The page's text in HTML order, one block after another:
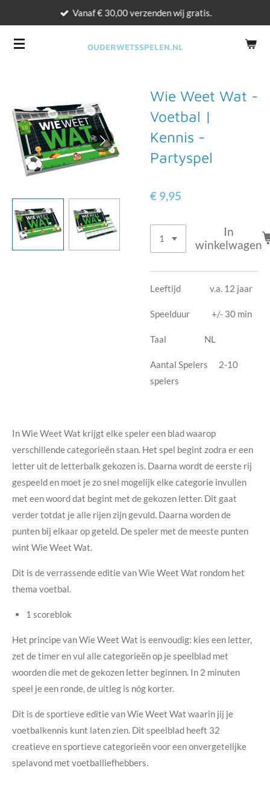
naar
OUDERWETSSPELEN.NL
Vanaf € 30,00 verzenden wij gratis.
Wie Weet Wat -
Voetbal |
Kennis -
Partyspel
€ 9,95
In
winkelwagen
Leeftijd v.a. 12 jaar
Speelduur +/- 30 min
Taal NL
Aantal Spelers 2-10
spelers
In Wie Weet Wat krijgt elke speler een blad waarop
verschillende categorieën staan. Het spel begint zodra er een
letter uit de letterbalk gekozen is. Daarna wordt de eerste rij
gespeeld en moet je zo snel mogelijk elke categorie invullen
met een woord dat begint met de gekozen letter. Dit gaat
verder totdat je alle rijen zijn gevuld. Daarna worden de
punten bij elkaar op geteld. De speler met de meeste punten
wint Wie Weet Wat.
Dit is de verrassende editie van Wie Weet Wat rondom het
thema voetbal.
1 scoreblok
Het principe van Wie Weet Wat is eenvoudig: kies een letter,
zet de timer en vul alle categorieën op je speelblad met
woorden die met de gekozen letter beginnen. In 2 minuten
speel je een ronde, de uitleg is nóg korter.
Dit is de sportieve editie van Wie Weet Wat waarin jij je
voetbalkennis kunt laten zien. Dit speelblad heeft 32
creatieve en sportieve categorieën voor een onvergetelijke
spelavond met voetballiefhebbers.